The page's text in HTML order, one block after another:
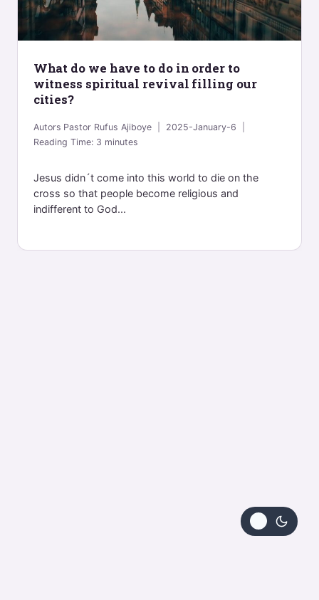
What do we have to do in order to
witness spiritual revival filling our
cities?
Autors Pastor Rufus Ajiboye
2025-January-6
Reading Time:3 minutes
Jesus didn´t come into this world to die on the
cross so that people become religious and
indifferent to God...